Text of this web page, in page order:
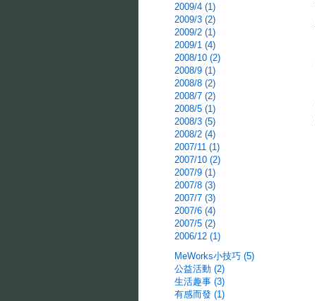
2009/4 (1)
2009/3 (2)
2009/2 (1)
2009/1 (4)
2008/10 (2)
2008/9 (1)
2008/8 (2)
2008/7 (2)
2008/5 (1)
2008/3 (5)
2008/2 (4)
2007/11 (1)
2007/10 (2)
2007/9 (1)
2007/8 (3)
2007/7 (3)
2007/6 (4)
2007/5 (2)
2006/12 (1)
MeWorks小技巧 (5)
公益活動 (2)
生活趣事 (3)
有感而發 (1)